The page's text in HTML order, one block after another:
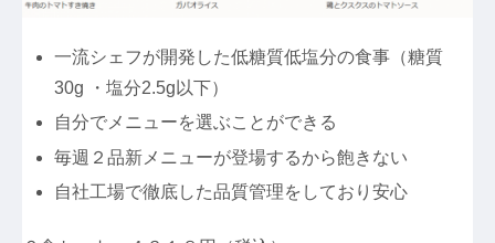
一流シェフが開発した低糖質低塩分の食事（糖質
30g ・塩分2.5g以下）
自分でメニューを選ぶことができる
毎週２品新メニューが登場するから飽きない
自社工場で徹底した品質管理をしており安心